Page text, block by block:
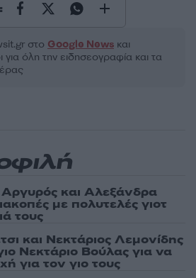
στο Google News και
όλη την ειδησεογραφία και τα
και Αλεξάνδρα
με πολυτελές γιοτ
τους
και Νεκτάριος Λεμονίδης
Νεκτάριο Βούλας για να
για τον γιο τους